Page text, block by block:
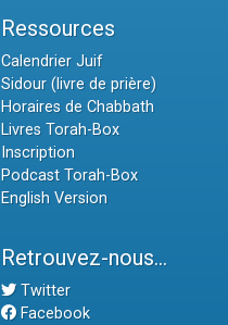
Ressources
Calendrier Juif
Sidour (livre de prière)
Horaires de Chabbath
Livres Torah-Box
Inscription
Podcast Torah-Box
English Version
Retrouvez-nous...
Twitter
Facebook